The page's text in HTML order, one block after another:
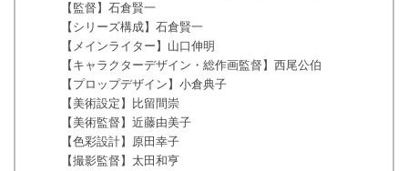
【監督】石倉賢一
【シリーズ構成】石倉賢一
【メインライター】山口伸明
【キャラクターデザイン・総作画監督】西尾公伯
【プロップデザイン】小倉典子
【美術設定】比留間崇
【美術監督】近藤由美子
【色彩設計】原田幸子
【撮影監督】太田和亨